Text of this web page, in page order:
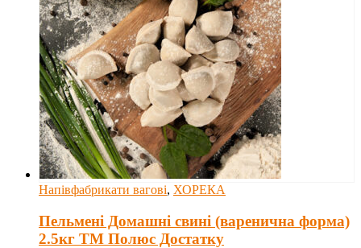
Напівфабрикати вагові, ХОРЕКА
Пельмені Домашні свині (варенична форма)
2.5кг ТМ Полюс Достатку